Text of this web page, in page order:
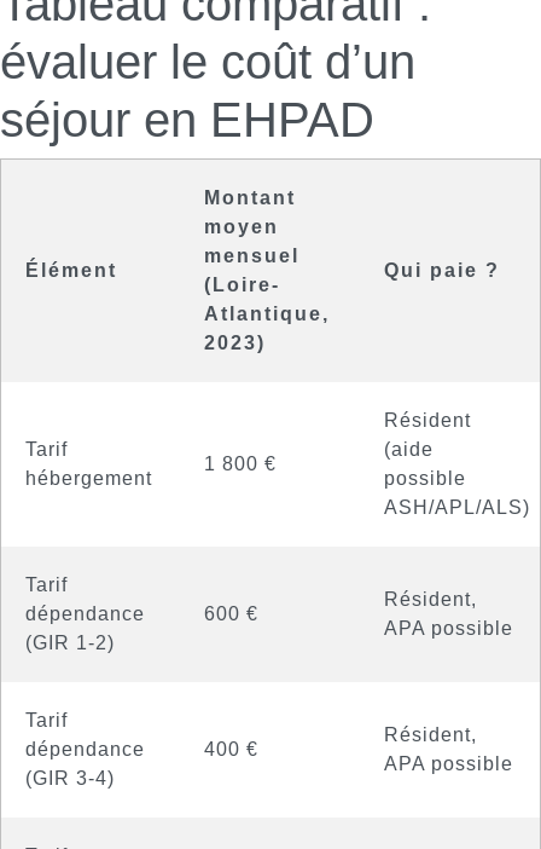
évaluer le coût d’un
séjour en EHPAD
Élément
Montant
moyen
mensuel
(Loire-
Atlantique,
2023)
Qui paie ?
Tarif
hébergement
1 800 €
Résident
(aide
possible
ASH/APL/ALS)
Tarif
dépendance
(GIR 1-2)
600 €
Résident,
APA possible
Tarif
dépendance
(GIR 3-4)
400 €
Résident,
APA possible